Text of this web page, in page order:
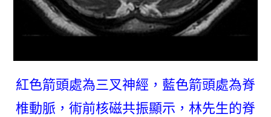
紅色箭頭處為三叉神經，藍色箭頭處為脊
椎動脈，術前核磁共振顯示，林先生的脊